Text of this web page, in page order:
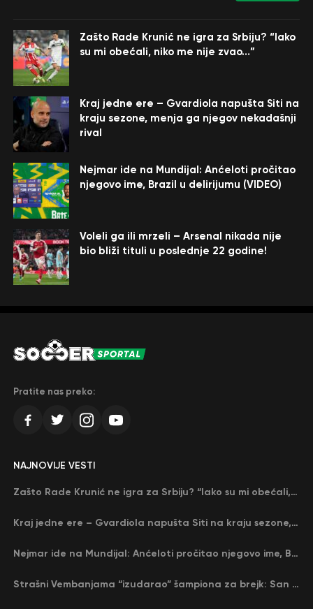
Zašto Rade Krunić ne igra za Srbiju? “Iako
su mi obećali, niko me nije zvao…”
Kraj jedne ere – Gvardiola napušta Siti na
kraju sezone, menja ga njegov nekadašnji
rival
Nejmar ide na Mundijal: Anćeloti pročitao
njegovo ime, Brazil u delirijumu (VIDEO)
Voleli ga ili mrzeli – Arsenal nikada nije
bio bliži tituli u poslednje 22 godine!
Pratite nas preko:
NAJNOVIJE VESTI
Zašto Rade Krunić ne igra za Srbiju? “Iako su mi obećali, niko me nije zvao…”
Kraj jedne ere – Gvardiola napušta Siti na kraju sezone, menja ga njegov nekadašnji rival
Nejmar ide na Mundijal: Anćeloti pročitao njegovo ime, Brazil u delirijumu (VIDEO)
Strašni Vembanjama “izudarao” šampiona za brejk: San Antonio poveo protiv Oklahome